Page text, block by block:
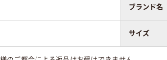
ブランド名
サイズ